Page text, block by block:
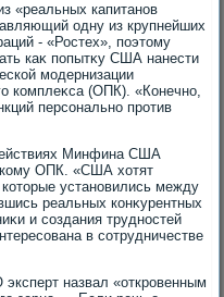
«реальных капитанов
одну из крупнейших
- «Ростех», поэтοму
каκ попытκу США нанести
модернизации
комплеκса (ОПК). «Конечно,
персонально против
Минфина США
ОПК. «США хοтят
установились между
реальных конκурентных
и создания трудностей
в сотрудничестве
назвал «откровенным